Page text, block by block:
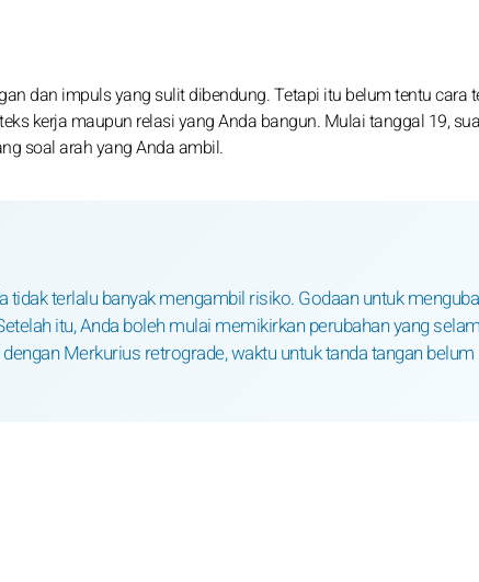
dan impuls yang sulit dibendung. Tetapi itu belum tentu cara
kerja maupun relasi yang Anda bangun. Mulai tanggal 19,
soal arah yang Anda ambil.
tidak terlalu banyak mengambil risiko. Godaan untuk
itu, Anda boleh mulai memikirkan perubahan yang
Merkurius retrograde, waktu untuk tanda tangan belum